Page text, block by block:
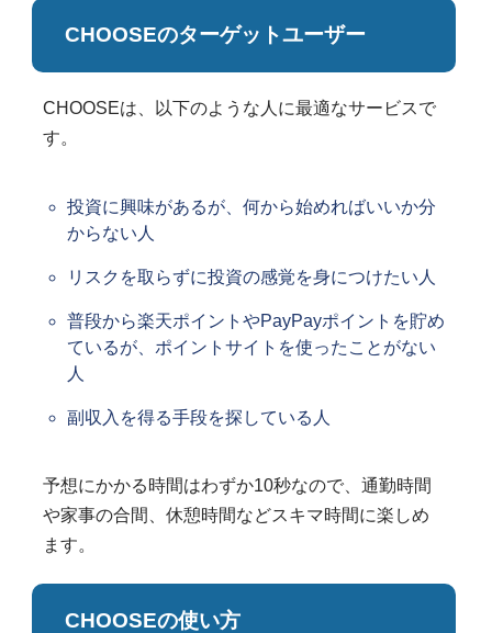
CHOOSEのターゲットユーザー
CHOOSEは、以下のような人に最適なサービスで
す。
投資に興味があるが、何から始めればいいか分
からない人
リスクを取らずに投資の感覚を身につけたい人
普段から楽天ポイントやPayPayポイントを貯め
ているが、ポイントサイトを使ったことがない
人
副収入を得る手段を探している人
予想にかかる時間はわずか10秒なので、通勤時間
や家事の合間、休憩時間などスキマ時間に楽しめ
ます。
CHOOSEの使い方